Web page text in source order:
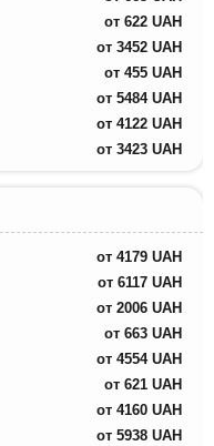
от 622 UAH
от 3452 UAH
от 455 UAH
от 5484 UAH
от 4122 UAH
от 3423 UAH
от 4179 UAH
от 6117 UAH
от 2006 UAH
от 663 UAH
от 4554 UAH
от 621 UAH
от 4160 UAH
от 5938 UAH